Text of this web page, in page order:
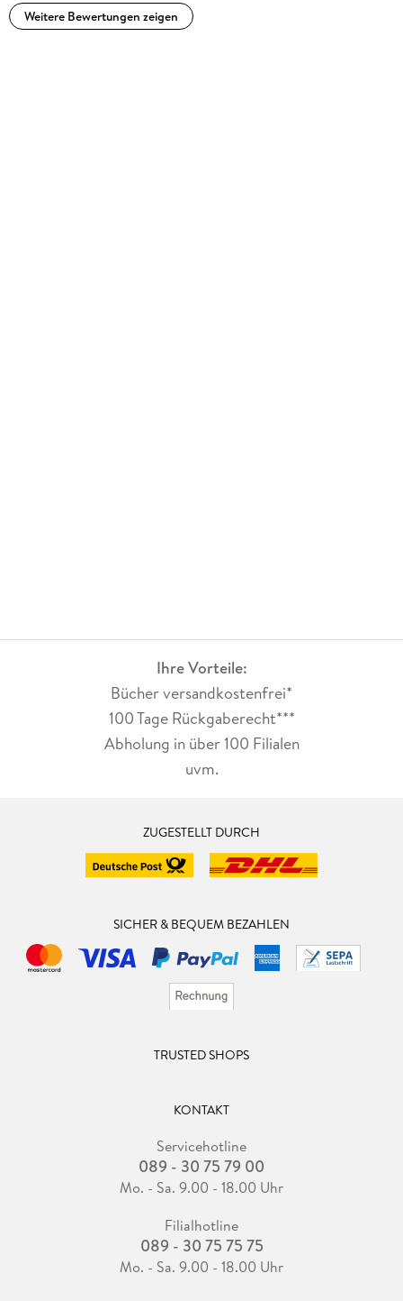
Weitere Bewertungen zeigen
Ihre Vorteile:
Bücher versandkostenfrei*
100 Tage Rückgaberecht***
Abholung in über 100 Filialen
uvm.
ZUGESTELLT DURCH
SICHER & BEQUEM BEZAHLEN
TRUSTED SHOPS
KONTAKT
Servicehotline
089 - 30 75 79 00
Mo. - Sa. 9.00 - 18.00 Uhr
Filialhotline
089 - 30 75 75 75
Mo. - Sa. 9.00 - 18.00 Uhr